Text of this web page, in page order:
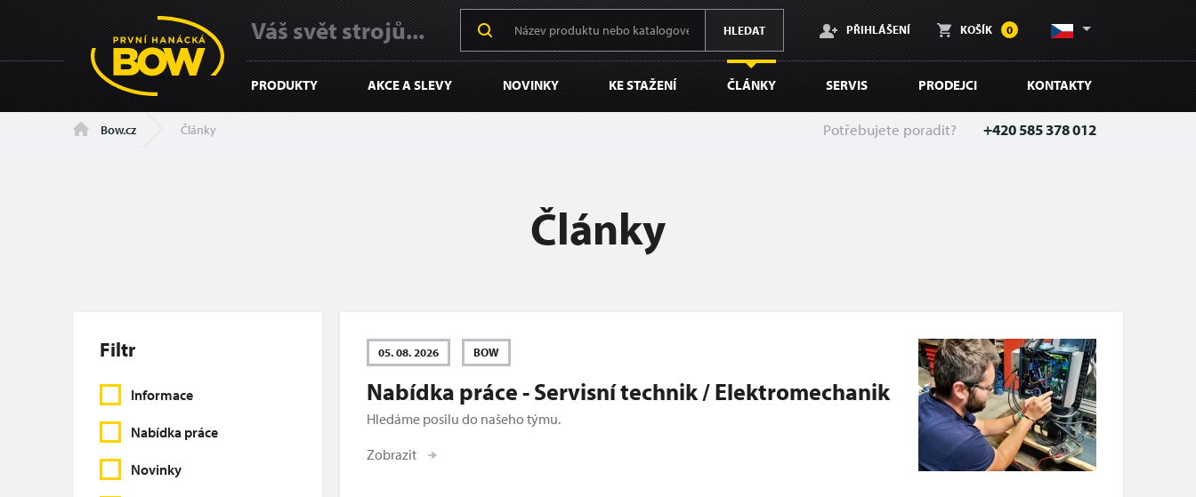
Váš svět strojů... HLEDAT PŘIHLÁŠENÍ KOŠÍK 0
PRODUKTY AKCE A SLEVY NOVINKY KE STAŽENÍ ČLÁNKY SERVIS PRODEJCI KONTAKTY
Bow.cz Články Potřebujete poradit? +420 585 378 012
Články
Filtr
Informace
Nabídka práce
Novinky
05. 08. 2026 BOW
Nabídka práce - Servisní technik / Elektromechanik
Hledáme posilu do našeho týmu.
Zobrazit